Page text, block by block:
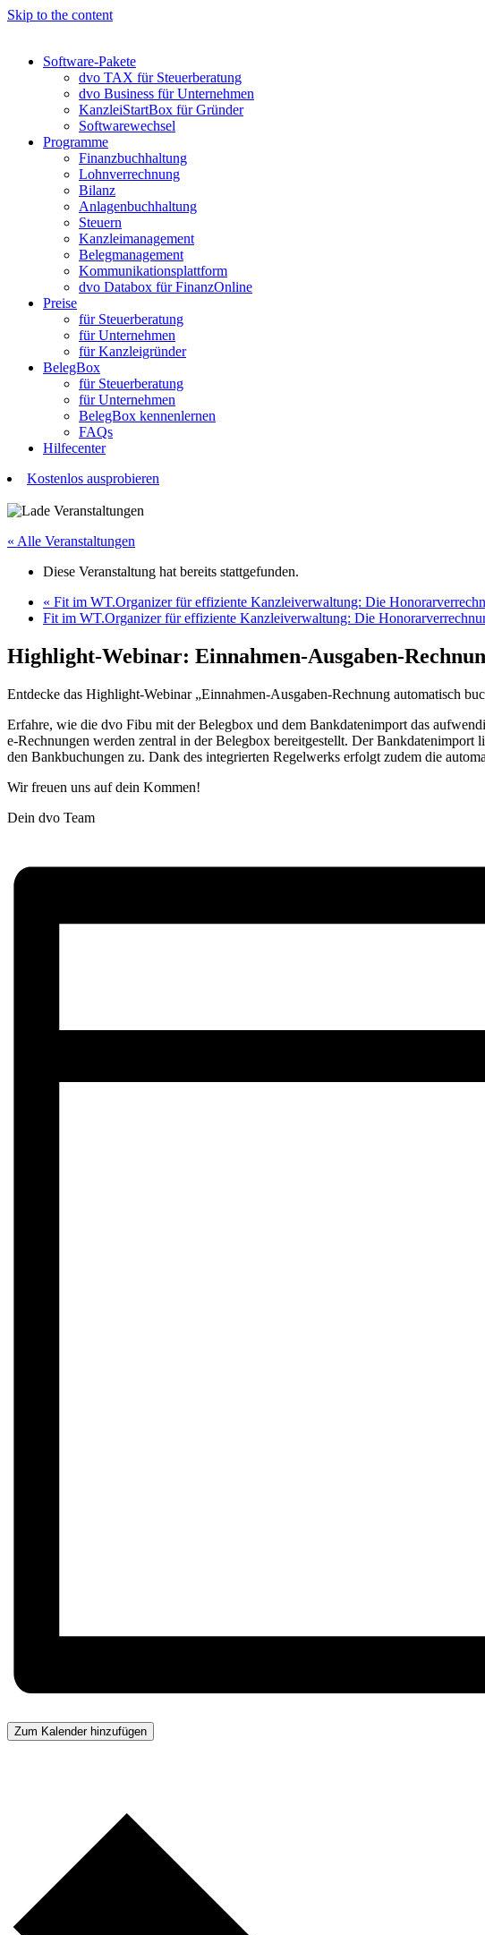
Skip to the content
Software-Pakete
dvo TAX für Steuerberatung
dvo Business für Unternehmen
KanzleiStartBox für Gründer
Softwarewechsel
Programme
Finanzbuchhaltung
Lohnverrechnung
Bilanz
Anlagenbuchhaltung
Steuern
Kanzleimanagement
Belegmanagement
Kommunikationsplattform
dvo Databox für FinanzOnline
Preise
für Steuerberatung
für Unternehmen
für Kanzleigründer
BelegBox
für Steuerberatung
für Unternehmen
BelegBox kennenlernen
FAQs
Hilfecenter
Kostenlos ausprobieren
« Alle Veranstaltungen
Diese Veranstaltung hat bereits stattgefunden.
« Fit im WT.Organizer für effiziente Kanzleiverwaltung: Die
Fit im WT.Organizer für effiziente Kanzleiverwaltung: Die
Highlight-Webinar: Einnahmen-Ausgaben-
Entdecke das Highlight-Webinar „Einnahmen-Ausgaben-Rechnung automatisch
Erfahre, wie die dvo Fibu mit der Belegbox und dem Bankdatenimport das
e-Rechnungen werden zentral in der Belegbox bereitgestellt. Der Bankdatenimport
den Bankbuchungen zu. Dank des integrierten Regelwerks erfolgt zudem die
Wir freuen uns auf dein Kommen!
Dein dvo Team
Zum Kalender hinzufügen